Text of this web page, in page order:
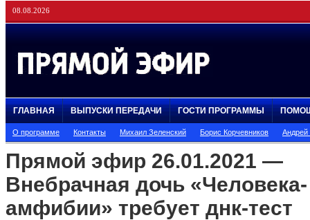
08.08.2026
ГЛАВНАЯ ВЫПУСКИ ПЕРЕДАЧИ ГОСТИ ПРОГРАММЫ
О программе Контакты Михаил Зеленский Борис Корчевников
Прямой эфир 26.01.2021 —
Внебрачная дочь «Человека-
амфибии» требует днк-тест